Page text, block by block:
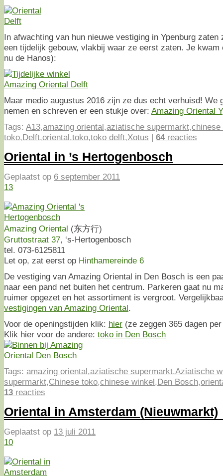
In afwachting van hun nieuwe vestiging in Ypenburg
een tijdelijk gebouw, vlakbij waar ze eerst zaten. Je
nu de Hanos):
Maar medio augustus 2016 zijn ze dus echt verhuisd! We
nemen en schreven er een stukje over: Amazing Oriental
Tags: A13,amazing oriental,aziatische supermarkt,chinese
toko,Delft,oriental,toko,toko delft,Xotus | 64reacties
Oriental in ’s Hertogenbosch
Geplaatst op 6 september 2011
13
Amazing Oriental (东方行)
Gruttostraat 37, ‘s-Hertogenbosch
tel. 073-6125811
Let op, zat eerst op Hinthamereinde 6
De vestiging van Amazing Oriental in Den Bosch is een
naar een pand net buiten het centrum. Parkeren gaat nu
ruimer opgezet en het assortiment is vergroot.
vestigingen van Amazing Oriental.
Voor de openingstijden klik: hier (ze zeggen 365 dagen
Klik hier voor de andere: toko in Den Bosch
Tags: amazing oriental,aziatische supermarkt,Aziatische
supermarkt,Chinese toko,chinese winkel,Den Bosch,
13 reacties
Oriental in Amsterdam (Nieuwmarkt)
Geplaatst op 13 juli 2011
10